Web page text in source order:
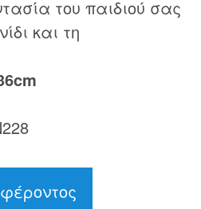
του παιδιού σας
και τη